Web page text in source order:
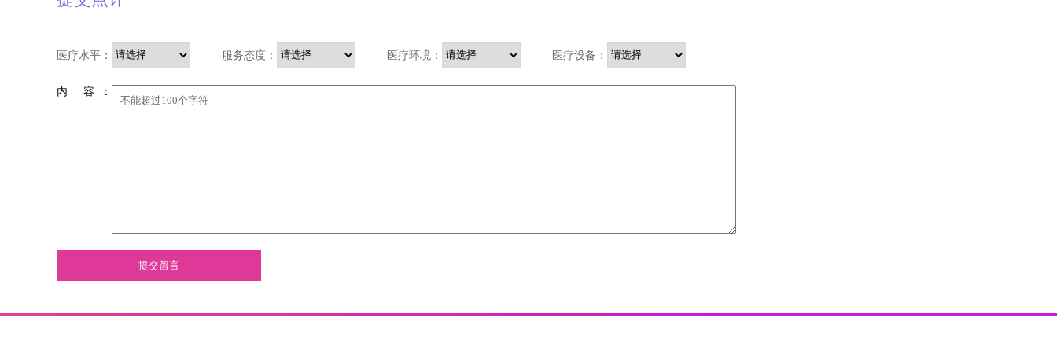
医疗水平： 服务态度： 医疗环境： 医疗设备：
内 容 ：
提交留言